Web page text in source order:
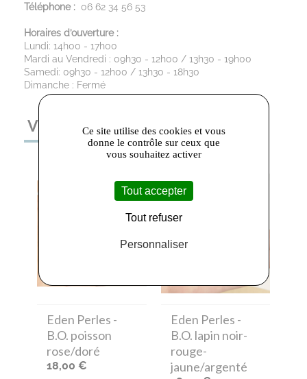
Téléphone : 06 62 34 56 53
Horaires d’ouverture :
Lundi: 14h00 - 17h00
Mardi au Vendredi : 09h30 - 12h00 / 13h30 - 19h00
Samedi: 09h30 - 12h00 / 13h30 - 18h30
Dimanche : Fermé
VOUS AIMEREZ AUSSI
Eden Perles -
B.O. poisson
rose/doré
18,00 €
Eden Perles -
B.O. lapin noir-
rouge-
jaune/argenté
Ce site utilise des cookies et vous
donne le contrôle sur ceux que
vous souhaitez activer
Tout accepter
Tout refuser
Personnaliser